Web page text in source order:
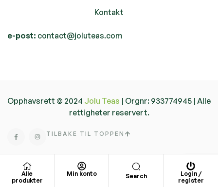
Alle
produkter
Min konto Search
Login /
register
Kontakt
e-post: contact@joluteas.com
Opphavsrett © 2024 Jolu Teas | Orgnr: 933774945 | Alle
rettigheter reservert.
TILBAKE TIL TOPPEN